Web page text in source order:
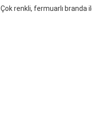
Çok renkli, fermuarlı branda